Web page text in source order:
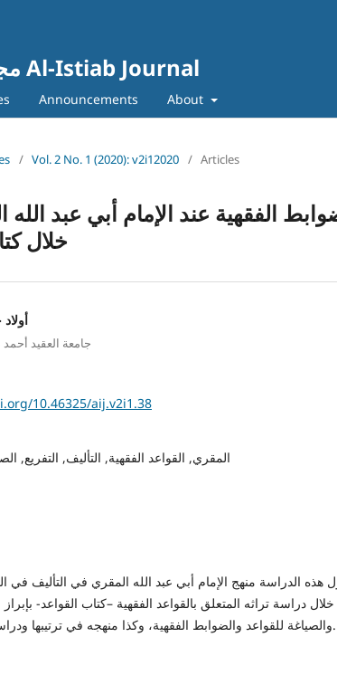
مجلة الاستيعاب Al-Istiab Journal
Announcements About
/ Vol. 2 No. 1 (2020): v2i12020 / Articles
الفقهية عند الإمام أبي عبد
خلال
جامعة العقيد أحمد
10.46325/aij.v2i1.38
المقري, القواعد الفقهية, التأليف, التفريع,
هذه الدراسة منهج الإمام أبي عبد الله المقري في التأليف في
خلال دراسة تراثه المتعلق بالقواعد الفقهية –كتاب القواعد-
والصياغة للقواعد والضوابط الفقهية، وكذا منهجه في ترتيبها ودراستها تأصيلاً وتفريعاً.